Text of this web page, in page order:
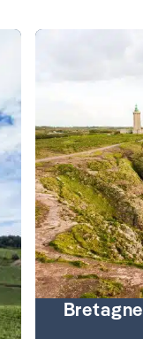
Bretagne